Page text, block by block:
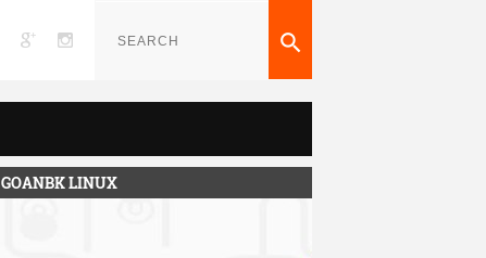

GOANBK LINUX